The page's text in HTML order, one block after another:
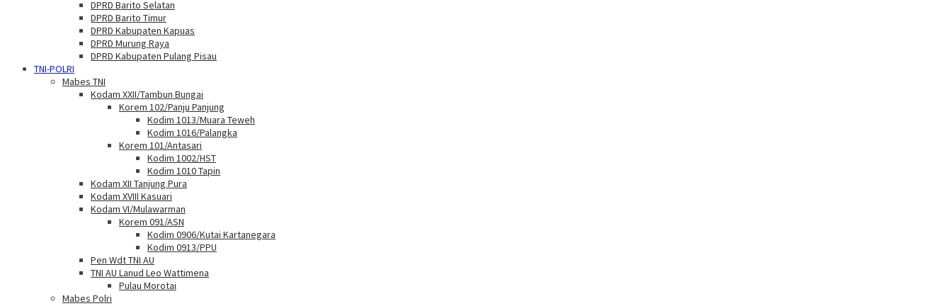
DPRD Barito Selatan
DPRD Barito Timur
DPRD Kabupaten Kapuas
DPRD Murung Raya
DPRD Kabupaten Pulang Pisau
TNI-POLRI
Mabes TNI
Kodam XXII/Tambun Bungai
Korem 102/Panju Panjung
Kodim 1013/Muara Teweh
Kodim 1016/Palangka
Korem 101/Antasari
Kodim 1002/HST
Kodim 1010 Tapin
Kodam XII Tanjung Pura
Kodam XVIII Kasuari
Kodam VI/Mulawarman
Korem 091/ASN
Kodim 0906/Kutai Kartanegara
Kodim 0913/PPU
Pen Wdt TNI AU
TNI AU Lanud Leo Wattimena
Pulau Morotai
Mabes Polri